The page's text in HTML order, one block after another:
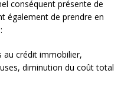
conséquent présente de
également de prendre en
au crédit immobilier,
diminution du coût total